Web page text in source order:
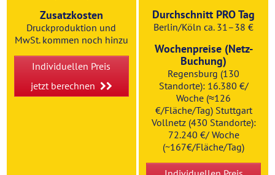
Zusatzkosten
Druckproduktion und
MwSt. kommen noch hinzu
Individuellen Preis
jetzt berechnen
Durchschnitt PRO Tag
Berlin/Köln ca. 31–38 €
Wochenpreise (Netz-
Buchung)
Regensburg (130
Standorte): 16.380 €/
Woche (≈126
€/Fläche/Tag) Stuttgart
Vollnetz (430 Standorte):
72.240 €/ Woche
(~167€/Fläche/Tag)